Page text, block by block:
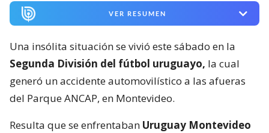
VER RESUMEN
Una insólita situación se vivió este sábado en la
Segunda División del fútbol uruguayo, la cual
generó un accidente automovilístico a las afueras
del Parque ANCAP, en Montevideo.
Resulta que se enfrentaban Uruguay Montevideo